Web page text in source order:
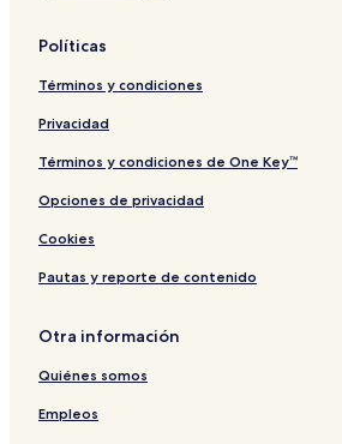
Políticas
Términos y condiciones
Privacidad
Términos y condiciones de One Key™
Opciones de privacidad
Cookies
Pautas y reporte de contenido
Otra información
Quiénes somos
Empleos